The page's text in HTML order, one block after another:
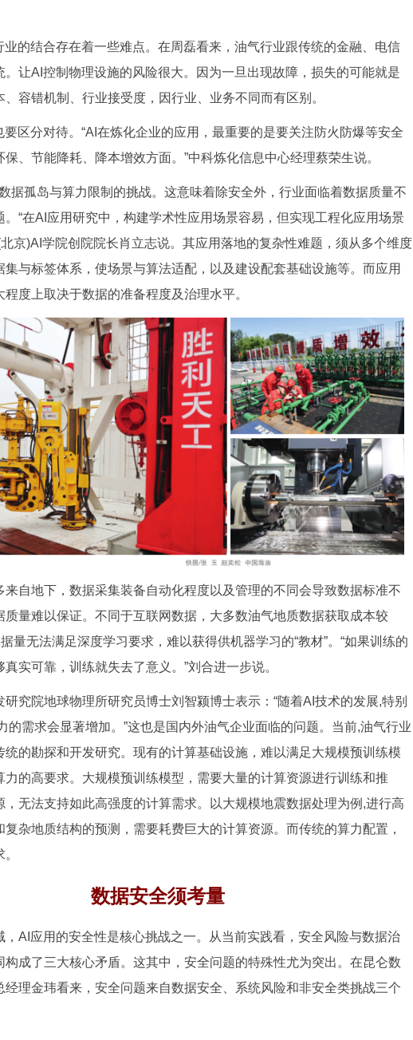
结合存在着一些难点。在周磊看来，油气行业跟传统的金融、电信
。让AI控制物理设施的风险很大。因为一旦出现故障，损失的可能就是
容错机制、行业接受度，因行业、业务不同而有区别。
分对待。“AI在炼化企业的应用，最重要的是要关注防火防爆等安全
、节能降耗、降本增效方面。”中科炼化信息中心经理蔡荣生说。
孤岛与算力限制的挑战。这意味着除安全外，行业面临着数据质量不
。“在AI应用研究中，构建学术性应用场景容易，但实现工程化应用场景
京)AI学院创院院长肖立志说。其应用落地的复杂性难题，须从多个维度
与标签体系，使场景与算法适配，以及建设配套基础设施等。而应用
度上取决于数据的准备程度及治理水平。
地下，数据采集装备自动化程度以及管理的不同会导致数据标准不
质量难以保证。不同于互联网数据，大多数油气地质数据获取成本较
量无法满足深度学习要求，难以获得供机器学习的“教材”。“如果训练的
实可靠，训练就失去了意义。”刘合进一步说。
院地球物理所研究员博士刘智颍博士表示：“随着AI技术的发展,特别
的需求会显著增加。”这也是国内外油气企业面临的问题。当前,油气行业
统的勘探和开发研究。现有的计算基础设施，难以满足大规模预训练模
力的高要求。大规模预训练模型，需要大量的计算资源进行训练和推
，无法支持如此高强度的计算需求。以大规模地震数据处理为例,进行高
杂地质结构的预测，需要耗费巨大的计算资源。而传统的算力配置，
数据安全须考量
应用的安全性是核心挑战之一。从当前实践看，安全风险与数据治
构成了三大核心矛盾。这其中，安全问题的特殊性尤为突出。在昆仑数
经理金玮看来，安全问题来自数据安全、系统风险和非安全类挑战三个